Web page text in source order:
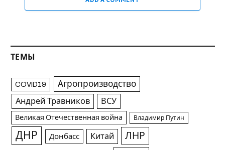
ТЕМЫ
COVID19 Агропроизводство
Андрей Травников ВСУ
Великая Отечественная война Владимир Путин
ДНР Донбасс Китай ЛНР